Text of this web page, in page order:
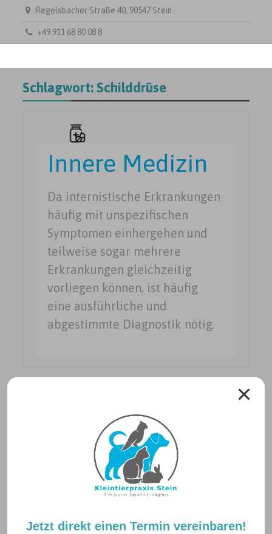
Jetzt direkt einen Termin vereinbaren!
Regelsbacher Straße 40, 90547 Stein
+49 911 68 80 08 8
Schlagwort:Schilddrüse
Innere Medizin
Da internistische Erkrankungen
häufig mit unspezifischen
Symptomen einhergehen und
teilweise sogar mehrere
Erkrankungen gleichzeitig
vorliegen können, ist häufig
eine ausführliche und
abgestimmte Diagnostik nötig.